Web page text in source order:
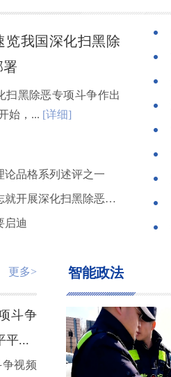
我国深化扫黑除
署
黑除恶专项斗争作出
始，... [详细]
品格系列述评之一
坚定不移与黑恶势力斗争到底——中央政法委负责同志就开展深化扫黑除恶专项斗争有关问题答记者问
启迪
更多>
斗争
平...
视频
智能政法